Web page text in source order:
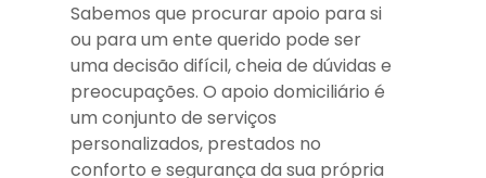
Sabemos que procurar apoio para si
ou para um ente querido pode ser
uma decisão difícil, cheia de dúvidas e
preocupações. O apoio domiciliário é
um conjunto de serviços
personalizados, prestados no
conforto e segurança da sua própria